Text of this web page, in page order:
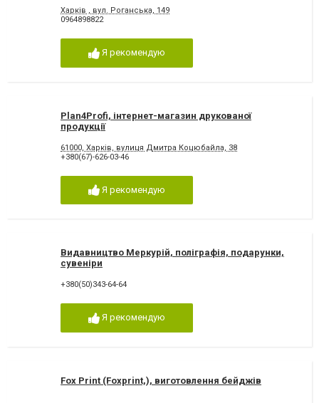
Харків , вул. Роганська, 149
0964898822
Я рекомендую
Plan4Profi, інтернет-магазин друкованої
продукції
61000, Харків, вулиця Дмитра Коцюбайла, 38
+380(67)-626-03-46
Я рекомендую
Видавництво Меркурій, поліграфія, подарунки,
сувеніри
+380(50)343-64-64
Я рекомендую
Fox Print (Foxprint,), виготовлення бейджів